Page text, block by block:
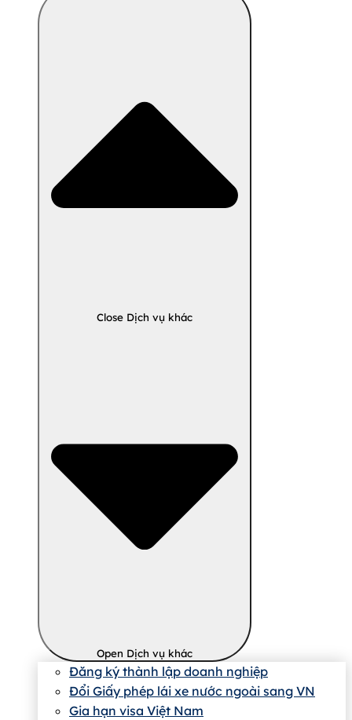
Close Dịch vụ khác
Open Dịch vụ khác
Đăng ký thành lập doanh nghiệp
Đổi Giấy phép lái xe nước ngoài sang VN
Gia hạn visa Việt Nam